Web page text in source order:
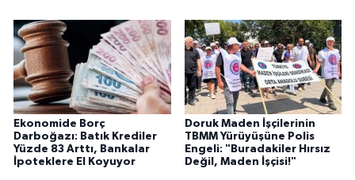
Ekonomide Borç
Darboğazı: Batık Krediler
Yüzde 83 Arttı, Bankalar
İpoteklere El Koyuyor
Doruk Maden İşçilerinin
TBMM Yürüyüşüne Polis
Engeli: "Buradakiler Hırsız
Değil, Maden İşçisi!"